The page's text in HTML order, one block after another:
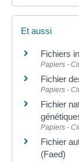
Et aussi
Fichiers
Papiers -
Fichier
Papiers -
Fichier
Papiers -
Fichier
(Faed)